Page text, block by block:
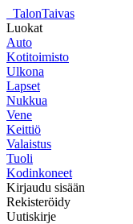
TalonTaivas
Luokat
Auto
Kotitoimisto
Ulkona
Lapset
Nukkua
Vene
Keittiö
Valaistus
Tuoli
Kodinkoneet
Kirjaudu sisään
Rekisteröidy
Uutiskirje